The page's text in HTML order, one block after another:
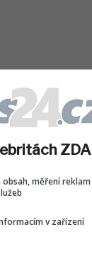
měření
v zařízení